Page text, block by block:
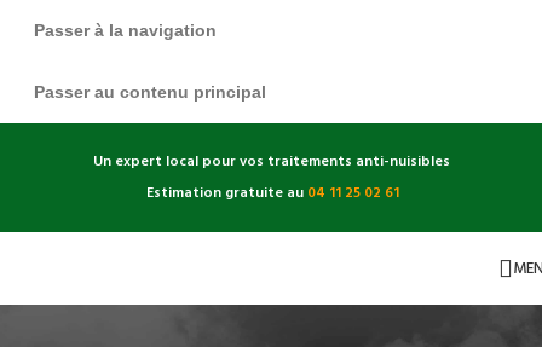
Passer à la navigation
Passer au contenu principal
Un expert local pour vos traitements anti-nuisibles
Estimation gratuite au 04 11 25 02 61